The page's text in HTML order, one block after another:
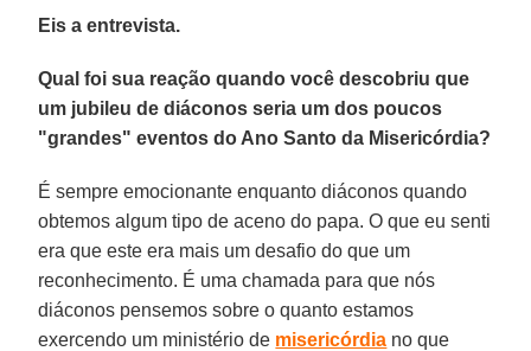
Eis a entrevista.
Qual foi sua reação quando você descobriu que
um jubileu de diáconos seria um dos poucos
"grandes" eventos do Ano Santo da Misericórdia?
É sempre emocionante enquanto diáconos quando
obtemos algum tipo de aceno do papa. O que eu senti
era que este era mais um desafio do que um
reconhecimento. É uma chamada para que nós
diáconos pensemos sobre o quanto estamos
exercendo um ministério de misericórdia no que